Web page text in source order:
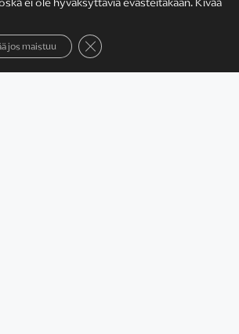
jos maistuu Sulje evästebanneri